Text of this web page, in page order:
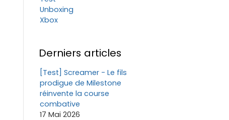
Unboxing
Xbox
Derniers articles
[Test] Screamer - Le fils
prodigue de Milestone
réinvente la course
combative
17 Mai 2026